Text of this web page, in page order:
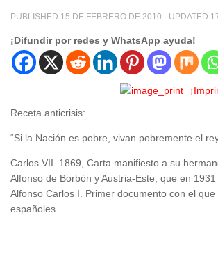
PUBLISHED 15 DE FEBRERO DE 2010 · UPDATED
¡Difundir por redes y WhatsApp ayuda!
Receta anticrisis:
“Si la Nación es pobre, vivan pobremente el
Carlos VII. 1869, Carta manifiesto a su
Alfonso de Borbón y Austria-Este, que en
Alfonso Carlos I. Primer documento con el
españoles.